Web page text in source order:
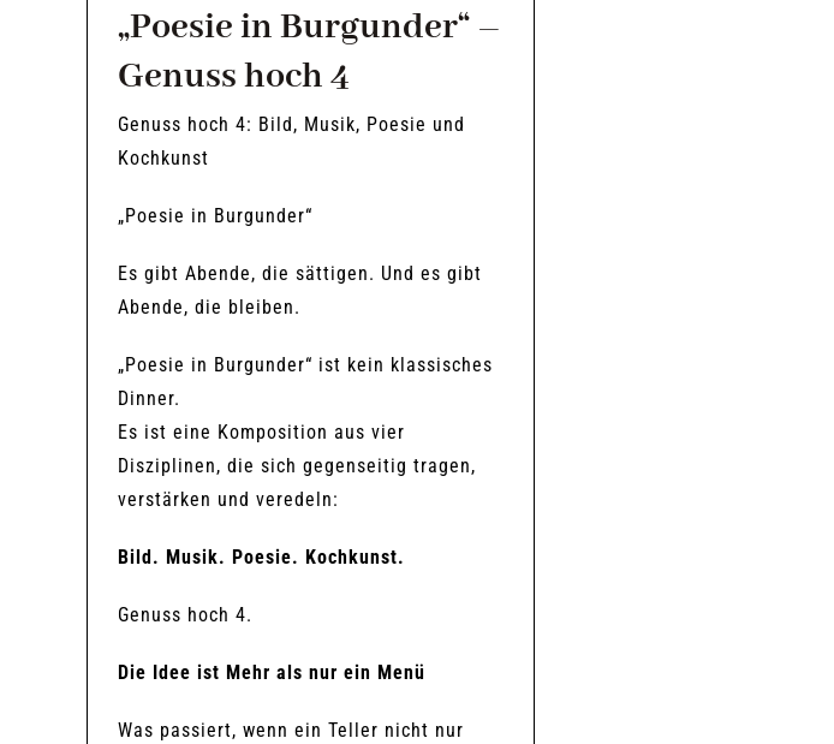
„Poesie in Burgunder“ –
Genuss hoch 4
Genuss hoch 4: Bild, Musik, Poesie und
Kochkunst
„Poesie in Burgunder“
Es gibt Abende, die sättigen. Und es gibt
Abende, die bleiben.
„Poesie in Burgunder“ ist kein klassisches
Dinner.
Es ist eine Komposition aus vier
Disziplinen, die sich gegenseitig tragen,
verstärken und veredeln:
Bild. Musik. Poesie. Kochkunst.
Genuss hoch 4.
Die Idee ist Mehr als nur ein Menü
Was passiert, wenn ein Teller nicht nur